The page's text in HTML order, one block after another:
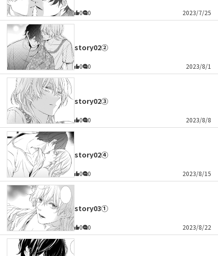
0 0 2023/7/25
story02②
0 0 2023/8/1
story02③
0 0 2023/8/8
story02④
0 0 2023/8/15
story03①
0 0 2023/8/22